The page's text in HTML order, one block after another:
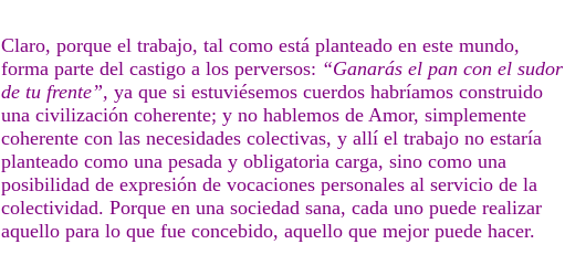
Claro, porque el trabajo, tal como está planteado en este mundo,
forma parte del castigo a los perversos: “Ganarás el pan con el sudor
de tu frente”, ya que si estuviésemos cuerdos habríamos construido
una civilización coherente; y no hablemos de Amor, simplemente
coherente con las necesidades colectivas, y allí el trabajo no estaría
planteado como una pesada y obligatoria carga, sino como una
posibilidad de expresión de vocaciones personales al servicio de la
colectividad. Porque en una sociedad sana, cada uno puede realizar
aquello para lo que fue concebido, aquello que mejor puede hacer.